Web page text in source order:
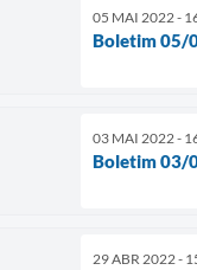
05 MAI 2022 -
Boletim 05/
03 MAI 2022 -
Boletim 03/
29 ABR 2022 -